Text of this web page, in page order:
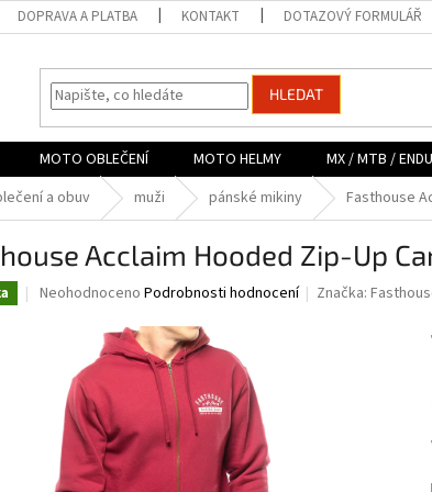
DOPRAVA A PLATBA KONTAKT DOTAZOVÝ FORMULÁŘ
HLEDAT
MOTO OBLEČENÍ MOTO HELMY MX / MTB /
a obuv muži pánské mikiny Fasthouse
Acclaim Hooded Zip-Up
Průměrné
hvězdiček.
Neohodnoceno Podrobnosti hodnocení Značka: